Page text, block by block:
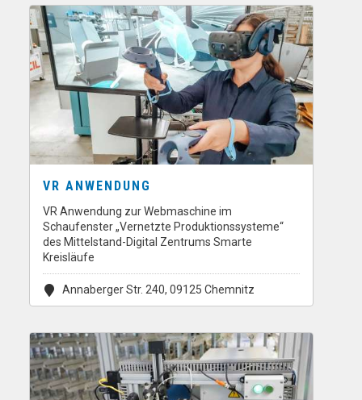
VR ANWENDUNG
VR Anwendung zur Webmaschine im
Schaufenster „Vernetzte Produktionssysteme“
des Mittelstand-Digital Zentrums Smarte
Kreisläufe
Annaberger Str. 240, 09125 Chemnitz